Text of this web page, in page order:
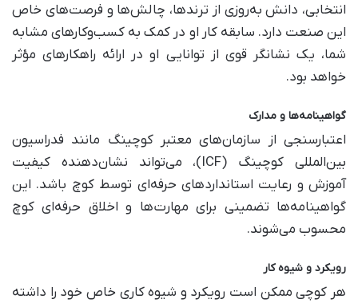
انتخابی، دانش به‌روزی از ترندها، چالش‌ها و فرصت‌های خاص
این صنعت دارد. سابقه کار او در کمک به کسب‌وکارهای مشابه
شما، یک نشانگر قوی از توانایی او در ارائه راهکارهای مؤثر
خواهد بود.
گواهینامه‌ها و مدارک
اعتبارسنجی از سازمان‌های معتبر کوچینگ مانند فدراسیون
بین‌المللی کوچینگ (ICF)، می‌تواند نشان‌دهنده کیفیت
آموزش و رعایت استانداردهای حرفه‌ای توسط کوچ باشد. این
گواهینامه‌ها تضمینی برای مهارت‌ها و اخلاق حرفه‌ای کوچ
محسوب می‌شوند.
رویکرد و شیوه کار
هر کوچی ممکن است رویکرد و شیوه کاری خاص خود را داشته